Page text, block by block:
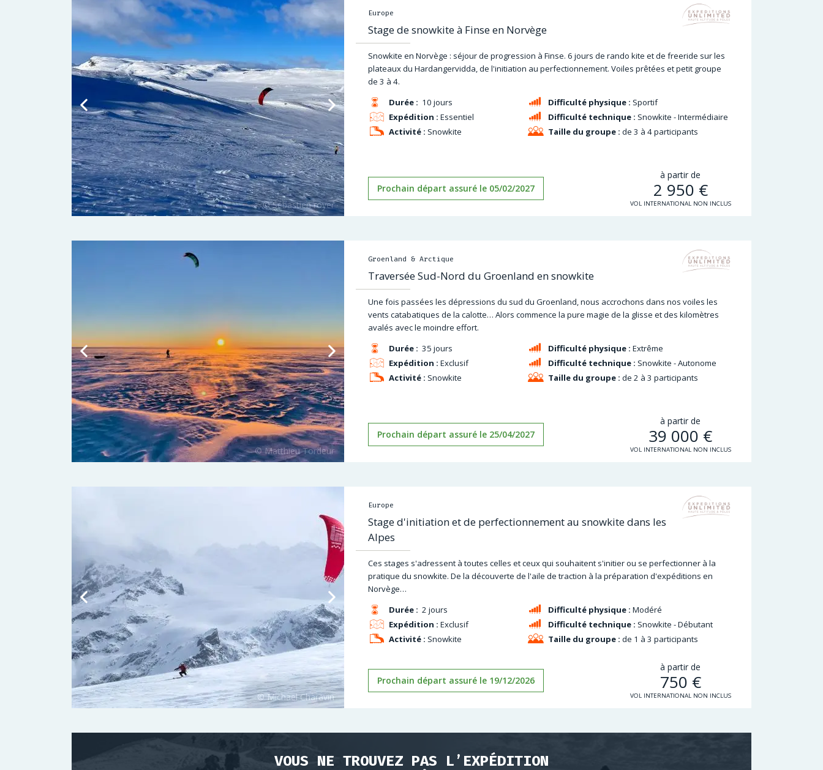
Europe
Stage de snowkite à Finse en Norvège
Snowkite en Norvège : séjour de progression à Finse. 6 jours de rando kite et de freeride sur les
plateaux du Hardangervidda, de l'initiation au perfectionnement. Voiles prêtées et petit groupe
de 3 à 4.
Durée : 10 jours Difficulté physique : Sportif
Expédition : Essentiel Difficulté technique : Snowkite - Intermédiaire
Activité : Snowkite Taille du groupe : de 3 à 4 participants
Prochain départ assuré le 05/02/2027
à partir de
2 950 €
VOL INTERNATIONAL NON INCLUS
Groenland & Arctique
Traversée Sud-Nord du Groenland en snowkite
Une fois passées les dépressions du sud du Groenland, nous accrochons dans nos voiles les
vents catabatiques de la calotte… Alors commence la pure magie de la glisse et des kilomètres
avalés avec le moindre effort.
Durée : 35 jours Difficulté physique : Extrême
Expédition : Exclusif Difficulté technique : Snowkite - Autonome
Activité : Snowkite Taille du groupe : de 2 à 3 participants
Prochain départ assuré le 25/04/2027
à partir de
39 000 €
VOL INTERNATIONAL NON INCLUS
Europe
Stage d'initiation et de perfectionnement au snowkite dans les
Alpes
Ces stages s'adressent à toutes celles et ceux qui souhaitent s'initier ou se perfectionner à la
pratique du snowkite. De la découverte de l'aile de traction à la préparation d'expéditions en
Norvège…
Durée : 2 jours Difficulté physique : Modéré
Expédition : Exclusif Difficulté technique : Snowkite - Débutant
Activité : Snowkite Taille du groupe : de 1 à 3 participants
Prochain départ assuré le 19/12/2026
à partir de
750 €
VOL INTERNATIONAL NON INCLUS
VOUS NE TROUVEZ PAS L’EXPÉDITION